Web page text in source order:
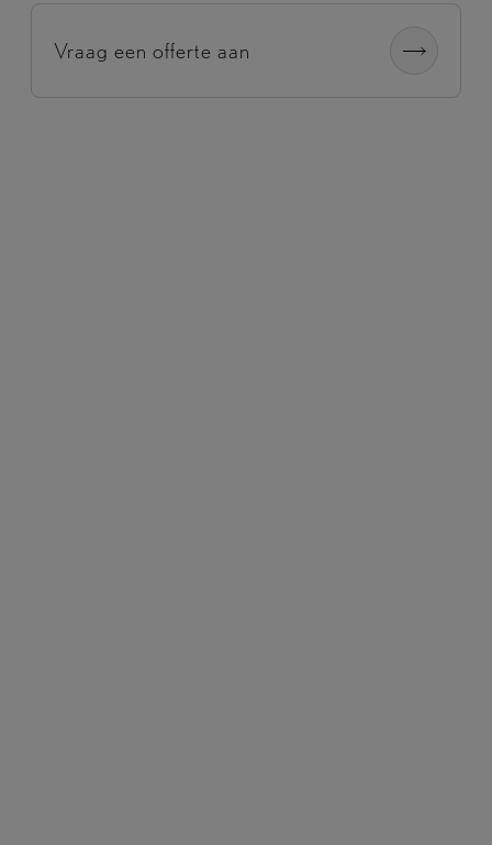
Vraag een offerte aan